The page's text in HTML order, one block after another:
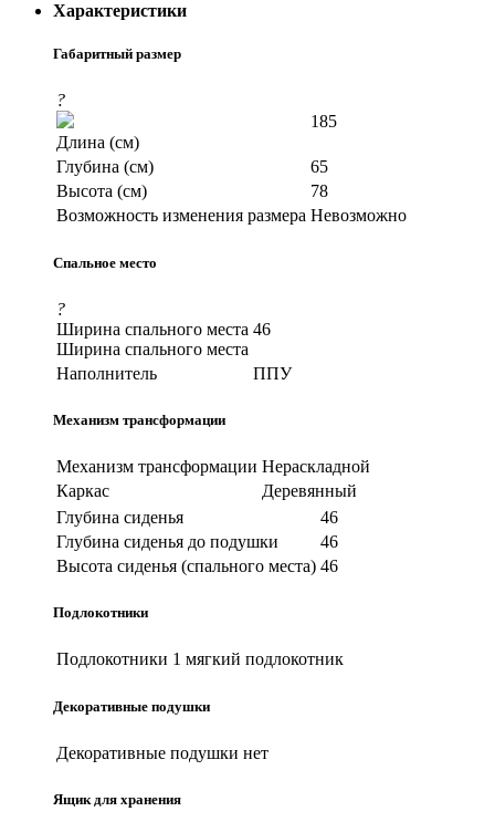
Характеристики
Габаритный размер
?
Длина (см)
185
Глубина (см)
65
Высота (см)
78
Возможность изменения размера Невозможно
Спальное место
?
Ширина спального места
Ширина спального места
46
Наполнитель ППУ
Механизм трансформации
Механизм трансформации Нераскладной
Каркас
Деревянный
Глубина сиденья
46
Глубина сиденья до подушки
46
Высота сиденья (спального места) 46
Подлокотники
Подлокотники 1 мягкий подлокотник
Декоративные подушки
Декоративные подушки нет
Ящик для хранения